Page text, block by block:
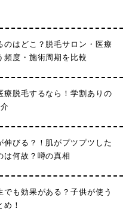
のはどこ？脱毛サロン・医療
頻度・施術周期を比較
療脱毛するなら！学割ありの
伸びる？！肌がプツプツした
は何故？噂の真相
も効果がある？子供が使う
め！